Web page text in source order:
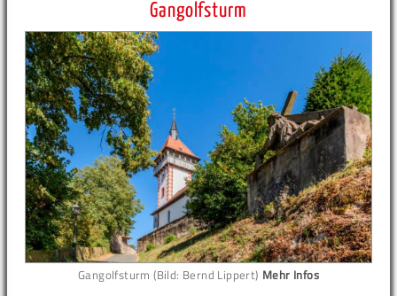
Gangolfsturm
Gangolfsturm (Bild: Bernd Lippert) Mehr Infos